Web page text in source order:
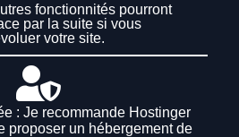
fonctionnités pourront
par la suite si vous
votre site.
: Je recommande Hostinger
proposer un hébergement de